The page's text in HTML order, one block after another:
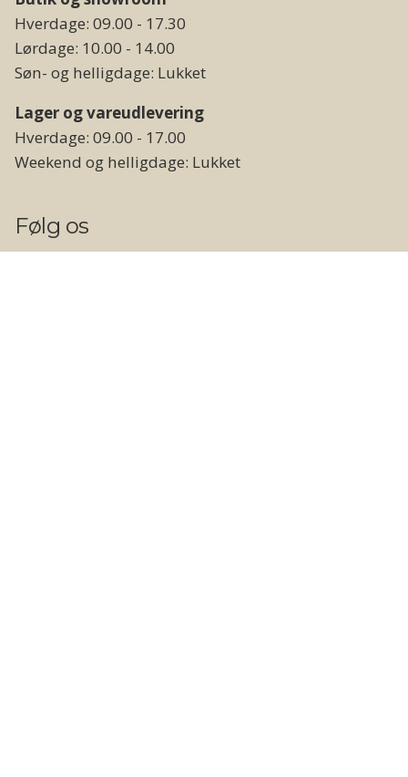
Hverdage: 09.00 - 17.30
Lørdage: 10.00 - 14.00
Søn- og helligdage: Lukket
Lager og vareudlevering
Hverdage: 09.00 - 17.00
Weekend og helligdage: Lukket
Følg os